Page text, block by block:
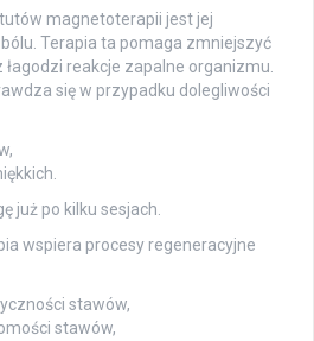
magnetoterapii jest jej
Terapia ta pomaga zmniejszyć
reakcje zapalne organizmu.
się w przypadku dolegliwości
już po kilku sesjach.
wspiera procesy regeneracyjne
stawów,
stawów,